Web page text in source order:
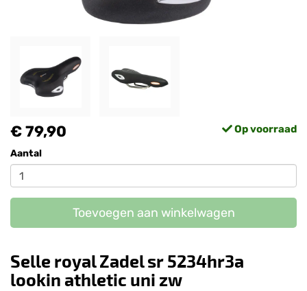
€ 79,90 Op voorraad
Aantal
Toevoegen aan winkelwagen
Selle royal Zadel sr 5234hr3a
lookin athletic uni zw